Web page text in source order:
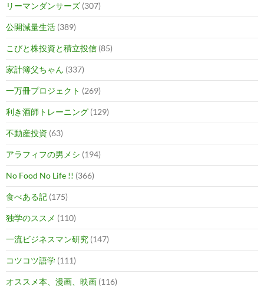
リーマンダンサーズ (307)
公開減量生活 (389)
こびと株投資と積立投信 (85)
家計簿父ちゃん (337)
一万冊プロジェクト (269)
利き酒師トレーニング (129)
不動産投資 (63)
アラフィフの男メシ (194)
No Food No Life !! (366)
食べある記 (175)
独学のススメ (110)
一流ビジネスマン研究 (147)
コツコツ語学 (111)
オススメ本、漫画、映画 (116)